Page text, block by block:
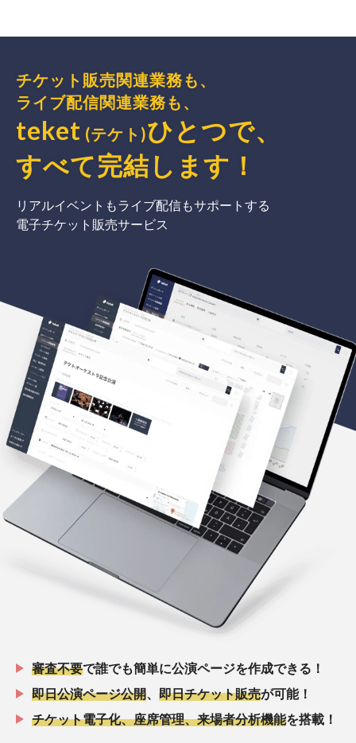
チケット販売関連業務も、
ライブ配信関連業務も、
teket (テケト)ひとつで、
すべて完結 します ！
リアルイベントもライブ配信もサポートする
電子チケット販売サービス
審査不要で誰でも簡単に公演ページを作成できる！
即日公演ページ公開
即日チケット販売が可能！
チケット電子化、座席管理、来場者分析機能を搭載！